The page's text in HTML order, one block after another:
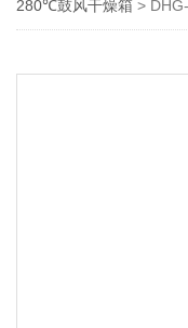
280℃鼓风干燥箱 >